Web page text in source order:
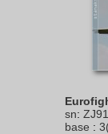
sn:
base :